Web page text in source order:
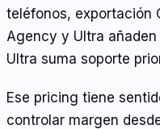
teléfonos, exportación
Agency y Ultra
Ultra suma soporte
Ese pricing tiene
controlar margen